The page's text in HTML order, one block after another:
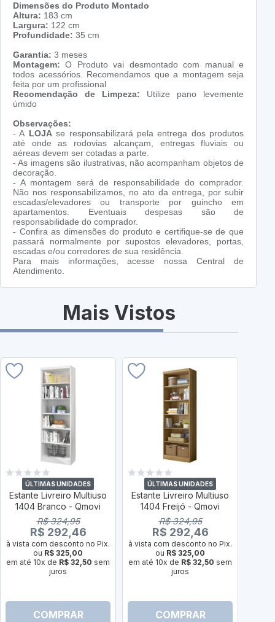
Dimensões do Produto Montado
Altura: 183 cm
Largura: 122 cm
Profundidade: 35 cm
Garantia: 3 meses
Montagem: O Produto vai desmontado com manual e
todos acessórios. Recomendamos que a montagem seja
feita por um profissional
Recomendação de Limpeza: Utilize pano levemente
úmido
Observações:
- A LOJAse responsabilizará pela entrega dos produtos
até onde as rodovias alcançam, entregas fluviais ou
aéreas devem ser cotadas a parte.
- As imagens são ilustrativas, não acompanham objetos de
decoração.
- A montagem será de responsabilidade do comprador.
Não nos responsabilizamos, no ato da entrega, por subir
escadas/elevadores ou transporte por guincho em
apartamentos. Eventuais despesas são de
responsabilidade do comprador.
- Confira as dimensões do produto e certifique-se de que
passará normalmente por supostos elevadores, portas,
escadas e/ou corredores de sua residência.
Para mais informações, acesse nossa Central de
Atendimento.
Mais Vistos
ÚLTIMAS UNIDADES
Estante Livreiro Multiuso
1404 Branco - Qmovi
R$ 324,95
R$ 292,46
à vista com desconto no Pix.
ou R$ 325,00
em até 10x de R$ 32,50 sem
juros
COMPRAR
ÚLTIMAS UNIDADES
Estante Livreiro Multiuso
1404 Freijó - Qmovi
R$ 324,95
R$ 292,46
à vista com desconto no Pix.
ou R$ 325,00
em até 10x de R$ 32,50 sem
juros
COMPRAR